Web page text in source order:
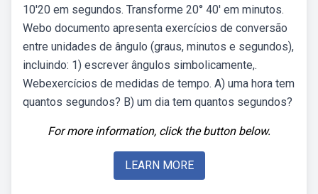
10'20 em segundos. Transforme 20° 40' em minutos.
Webo documento apresenta exercícios de conversão
entre unidades de ângulo (graus, minutos e segundos),
incluindo: 1) escrever ângulos simbolicamente,.
Webexercícios de medidas de tempo. A) uma hora tem
quantos segundos? B) um dia tem quantos segundos?
For more information, click the button below.
LEARN MORE